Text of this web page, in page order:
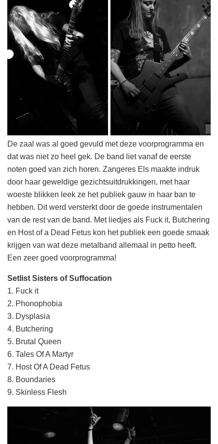
De zaal was al goed gevuld met deze voorprogramma en
dat was niet zo heel gek. De band liet vanaf de eerste
noten goed van zich horen. Zangeres Els maakte indruk
door haar geweldige gezichtsuitdrukkingen, met haar
woeste blikken leek ze het publiek gauw in haar ban te
hebben. Dit werd versterkt door de goede instrumentalen
van de rest van de band. Met liedjes als Fuck it, Butchering
en Host of a Dead Fetus kon het publiek een goede smaak
krijgen van wat deze metalband allemaal in petto heeft.
Een zeer goed voorprogramma!
Setlist Sisters of Suffocation
1. Fuck it
2. Phonophobia
3. Dysplasia
4. Butchering
5. Brutal Queen
6. Tales Of A Martyr
7. Host Of A Dead Fetus
8. Boundaries
9. Skinless Flesh